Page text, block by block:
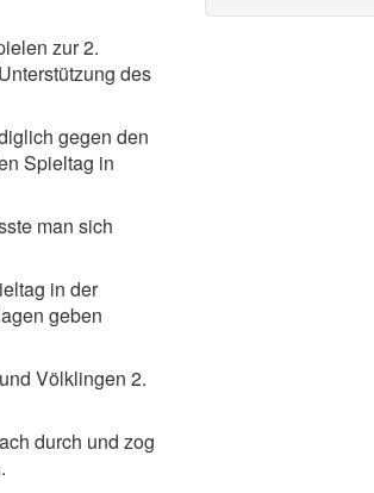
zur 2.
des
gegen den
Spieltag in
man sich
in der
geben
Völklingen 2.
durch und zog